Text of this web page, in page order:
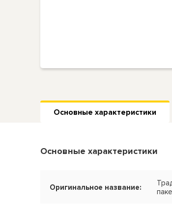
Основные характеристики
Основные характеристики
Оригинальное название: